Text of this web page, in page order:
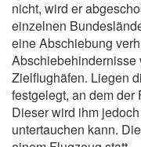
nicht, wird er
einzelnen
eine Abschiebung
Abschiebehindernisse
Zielflughäfen. Liegen
festgelegt, an dem
Dieser wird ihm
untertauchen kann.